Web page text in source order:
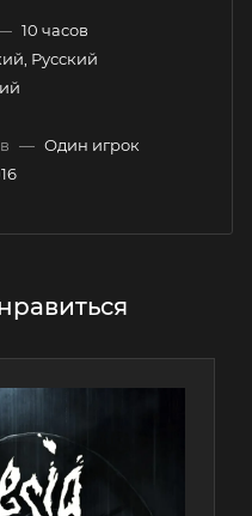
10 часов
Русский
— Один игрок